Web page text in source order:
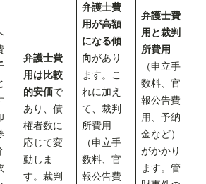
弁護士費
用は比較
的安価で
あり、債
権者数に
応じて変
動しま
す。裁判
弁護士費
用が高額
になる傾
向があり
ます。こ
れに加え
て、裁判
所費用
（申立手
数料、官
報公告費
弁護士費
用と裁判
所費用
（申立手
数料、官
報公告費
用、予納
金など）
がかかり
ます。管